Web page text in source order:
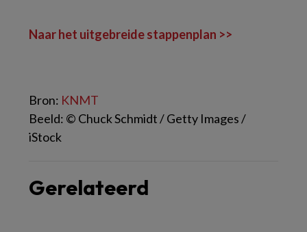
Naar het uitgebreide stappenplan >>
Bron: KNMT
Beeld: © Chuck Schmidt / Getty Images /
iStock
Gerelateerd